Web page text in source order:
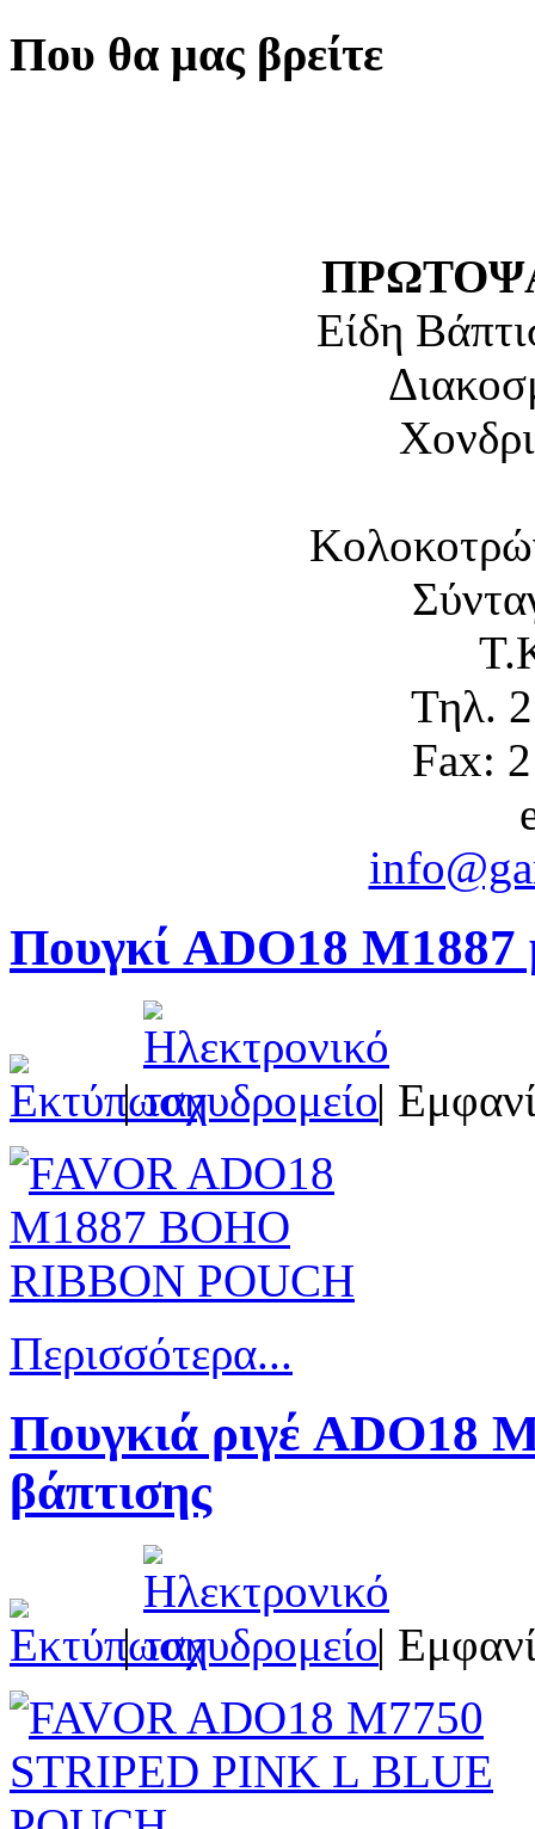
Που θα μας βρείτε
Είδη
Τηλ.
Fax:
Πουγκί ADO18
| |
Περισσότερα...
Πουγκιά ριγέ ADO18
βάπτισης
| |